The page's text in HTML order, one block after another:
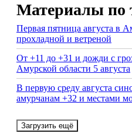
Материалы по
Первая пятница августа в
прохладной и ветреной
От +11 до +31 и дожди с
Амурской области 5 августа
В первую среду августа
амурчанам +32 и местами
Загрузить ещё